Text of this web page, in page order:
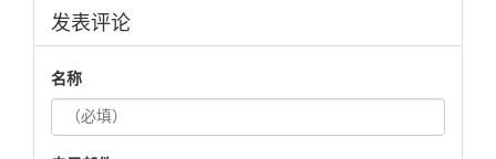
发表评论
名称